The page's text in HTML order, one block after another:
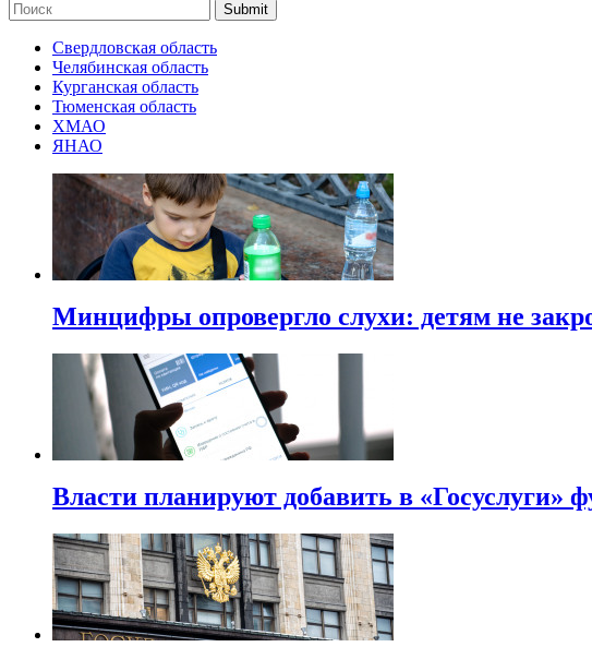
Submit
Свердловская область
Челябинская область
Курганская область
Тюменская область
ХМАО
ЯНАО
Минцифры опровергло слухи: детям не
Власти планируют добавить в «Госуслуги»